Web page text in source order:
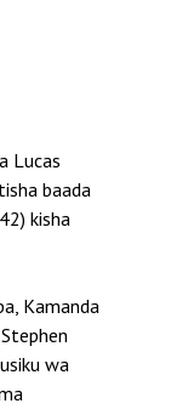
Lucas
baada
kisha
Kamanda
wa